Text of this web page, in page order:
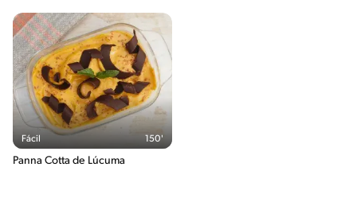
Fácil 150'
Panna Cotta de Lúcuma